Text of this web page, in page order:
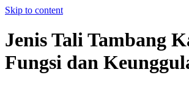
Skip to content
Jenis Tali Tambang
Fungsi dan